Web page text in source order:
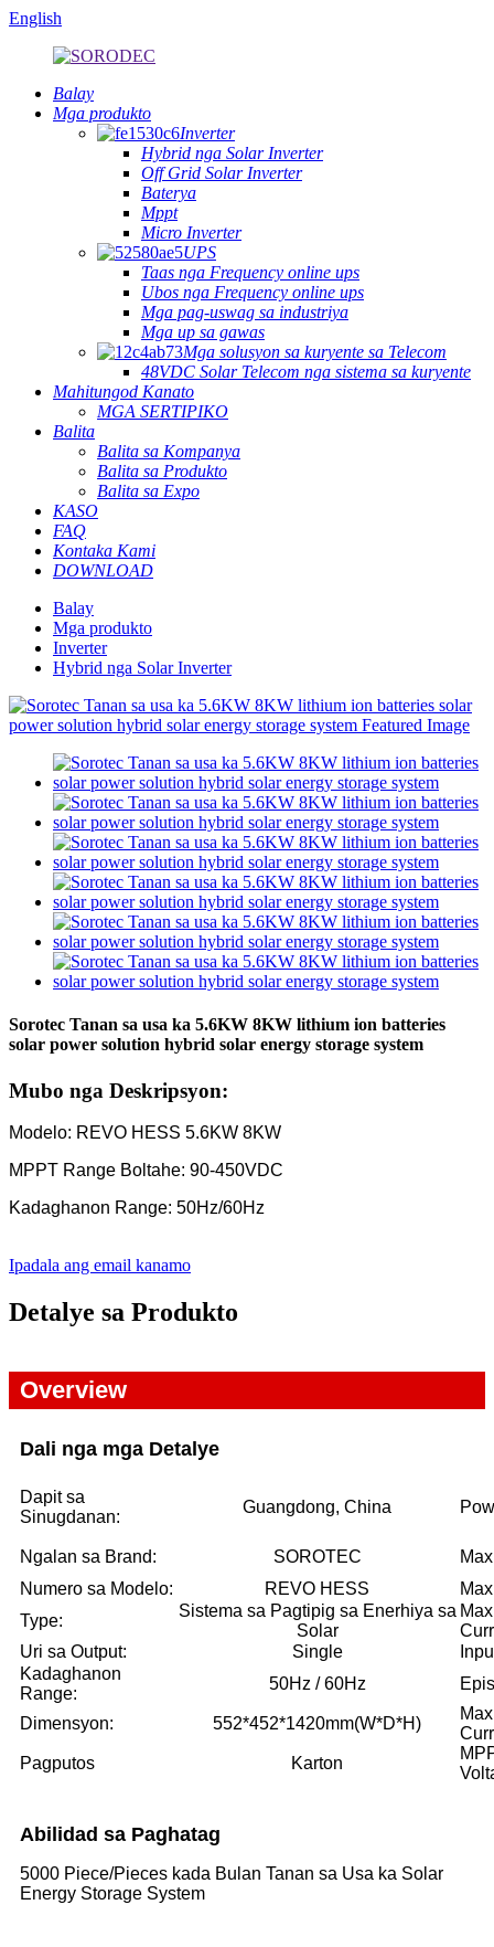
English
Balay
Mga produkto
Inverter
Hybrid nga Solar Inverter
Off Grid Solar Inverter
Baterya
Mppt
Micro Inverter
UPS
Taas nga Frequency online ups
Ubos nga Frequency online ups
Mga pag-uswag sa industriya
Mga up sa gawas
Mga solusyon sa kuryente sa Telecom
48VDC Solar Telecom nga sistema sa kuryente
Mahitungod Kanato
MGA SERTIPIKO
Balita
Balita sa Kompanya
Balita sa Produkto
Balita sa Expo
KASO
FAQ
Kontaka Kami
DOWNLOAD
Balay
Mga produkto
Inverter
Hybrid nga Solar Inverter
Sorotec Tanan sa usa ka 5.6KW 8KW lithium ion batteries
solar power solution hybrid solar energy storage system
Mubo nga Deskripsyon:
Modelo: REVO HESS 5.6KW 8KW
MPPT Range Boltahe: 90-450VDC
Kadaghanon Range: 50Hz/60Hz
Ipadala ang email kanamo
Detalye sa Produkto
Overview
Dali nga mga Detalye
Dapit sa
Sinugdanan:
Guangdong, China
Ngalan sa Brand: SOROTEC
Numero sa Modelo:
REVO HESS
Type:
Sistema sa Pagtipig sa Enerhiya sa
Solar
Uri sa Output:
Single
Kadaghanon
Range:
50Hz / 60Hz
Dimensyon: 552*452*1420mm(W*D*H)
Pagputos
Karton
Abilidad sa Paghatag
5000 Piece/Pieces kada Bulan Tanan sa Usa ka Solar
Energy Storage System